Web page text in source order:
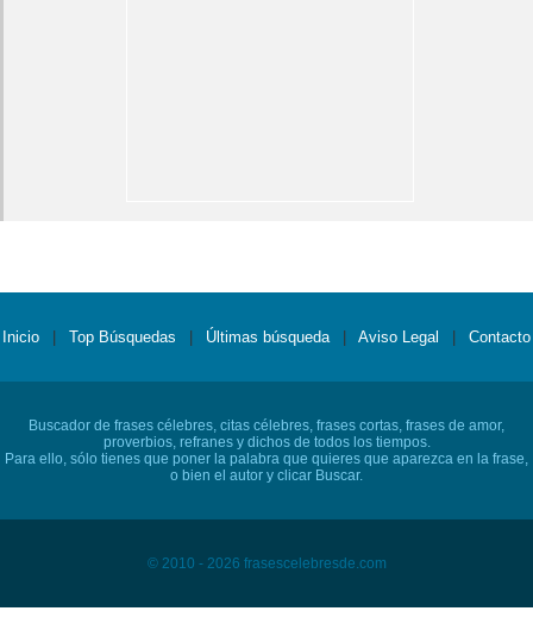
Inicio Top Búsquedas Últimas búsqueda Aviso Legal Contacto
Buscador de frases célebres, citas célebres, frases cortas, frases de amor,
proverbios, refranes y dichos de todos los tiempos.
Para ello, sólo tienes que poner la palabra que quieres que aparezca en la frase,
o bien el autor y clicar Buscar.
© 2010 - 2026 frasescelebresde.com